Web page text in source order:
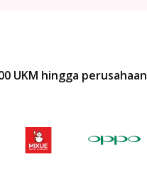
UKM hingga perusahaan